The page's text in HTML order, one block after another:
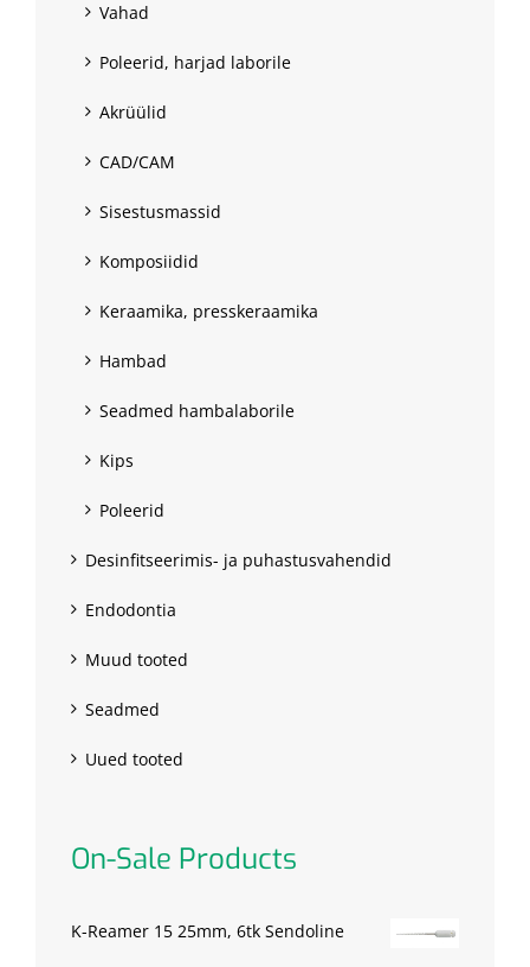
Vahad
Poleerid, harjad laborile
Akrüülid
CAD/CAM
Sisestusmassid
Komposiidid
Keraamika, presskeraamika
Hambad
Seadmed hambalaborile
Kips
Poleerid
Desinfitseerimis- ja puhastusvahendid
Endodontia
Muud tooted
Seadmed
Uued tooted
On-Sale Products
K-Reamer 15 25mm, 6tk Sendoline